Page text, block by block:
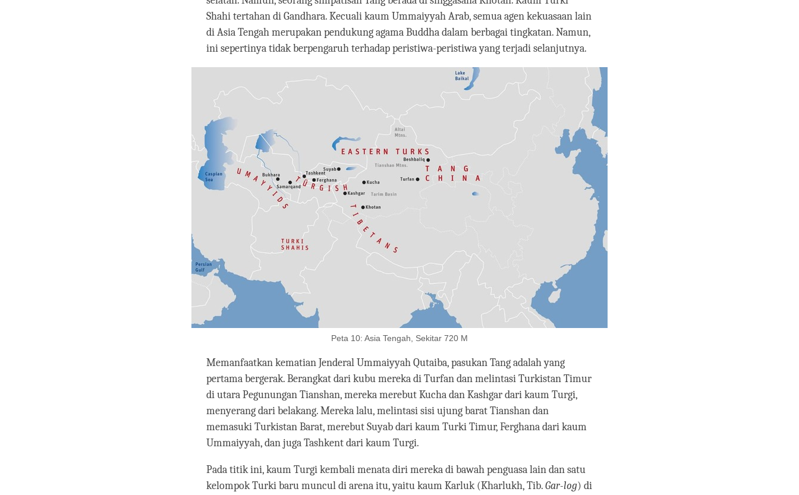
Shahi tertahan di Gandhara. Kecuali kaum Ummaiyyah Arab, semua agen kekuasaan lain
di Asia Tengah merupakan pendukung agama Buddha dalam berbagai tingkatan. Namun,
ini sepertinya tidak berpengaruh terhadap peristiwa-peristiwa yang terjadi selanjutnya.
Peta 10: Asia Tengah, Sekitar 720 M
Memanfaatkan kematian Jenderal Ummaiyyah Qutaiba, pasukan Tang adalah yang
pertama bergerak. Berangkat dari kubu mereka di Turfan dan melintasi Turkistan Timur
di utara Pegunungan Tianshan, mereka merebut Kucha dan Kashgar dari kaum Turgi,
menyerang dari belakang. Mereka lalu, melintasi sisi ujung barat Tianshan dan
memasuki Turkistan Barat, merebut Suyab dari kaum Turki Timur, Ferghana dari kaum
Ummaiyyah, dan juga Tashkent dari kaum Turgi.
Pada titik ini, kaum Turgi kembali menata diri mereka di bawah penguasa lain dan satu
kelompok Turki baru muncul di arena itu, yaitu kaum Karluk (Kharlukh, Tib.Gar-log) di